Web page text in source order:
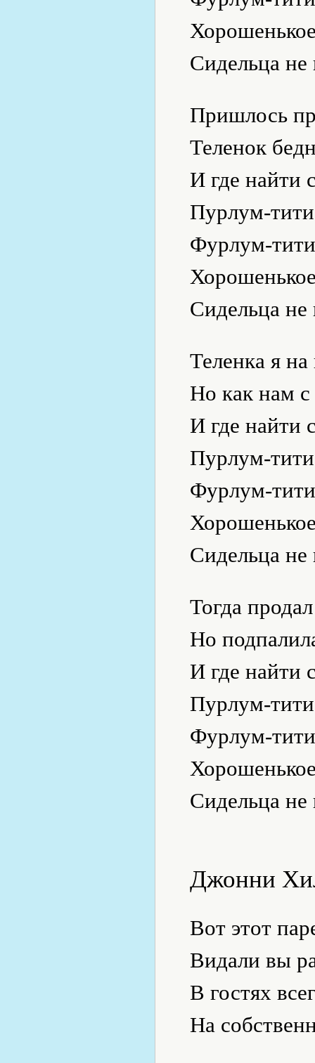
Сидельца не
Пришлось
Теленок
И где найти
Пурлум-
Фурлум-
Сидельца не
Теленка я
Но как нам
И где найти
Пурлум-
Фурлум-
Сидельца не
Тогда
Но
И где найти
Пурлум-
Фурлум-
Сидельца не
Джонни
Вот этот
Видали вы
В гостях
На